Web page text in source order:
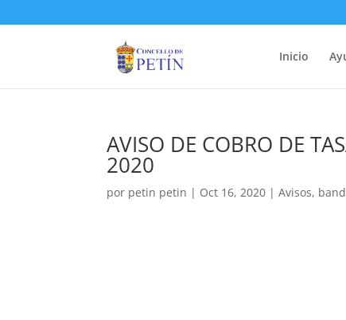
Inicio
AVISO DE COBRO DE
2020
por petin petin | Oct 16, 2020 |Avisos,